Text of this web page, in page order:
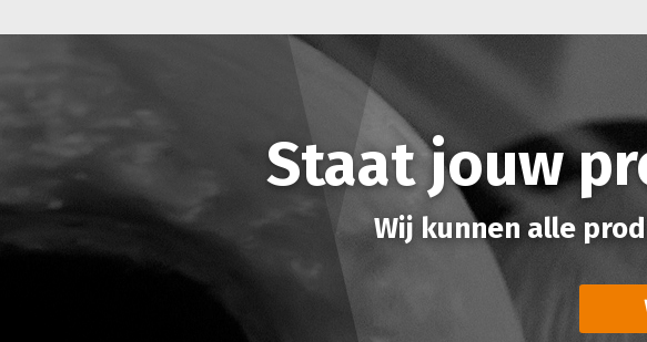
Staat jouw
Wij kunnen alle